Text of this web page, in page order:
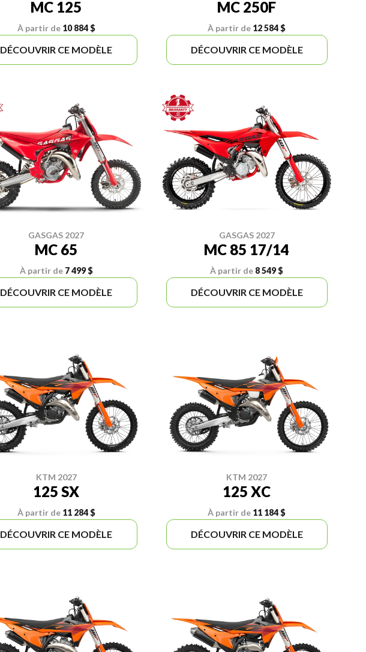
MC 125
À partir de 10 884 $
DÉCOUVRIR CE MODÈLE
MC 250F
À partir de 12 584 $
DÉCOUVRIR CE MODÈLE
GASGAS 2027
MC 65
À partir de 7 499 $
DÉCOUVRIR CE MODÈLE
GASGAS 2027
MC 85 17/14
À partir de 8 549 $
DÉCOUVRIR CE MODÈLE
KTM 2027
125 SX
À partir de 11 284 $
DÉCOUVRIR CE MODÈLE
KTM 2027
125 XC
À partir de 11 184 $
DÉCOUVRIR CE MODÈLE